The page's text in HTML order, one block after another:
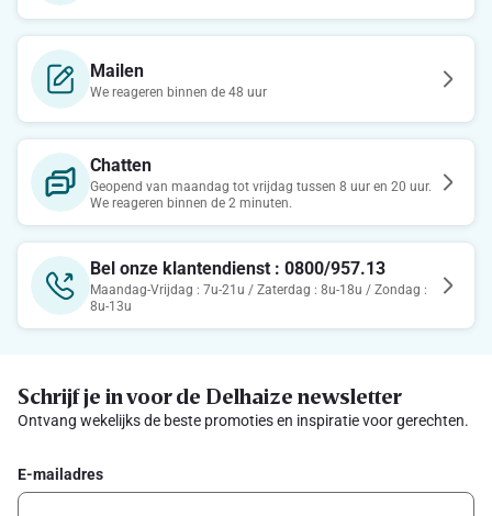
Mailen
We reageren binnen de 48 uur
Chatten
Geopend van maandag tot vrijdag tussen 8 uur en 20 uur.
We reageren binnen de 2 minuten.
Bel onze klantendienst : 0800/957.13
Maandag-Vrijdag : 7u-21u / Zaterdag : 8u-18u / Zondag :
8u-13u
Schrijf je in voor de Delhaize newsletter
Ontvang wekelijks de beste promoties en inspiratie voor gerechten.
E-mailadres